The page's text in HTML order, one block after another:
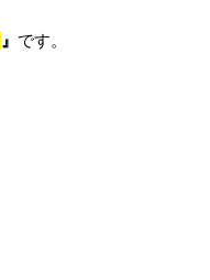
』 です。